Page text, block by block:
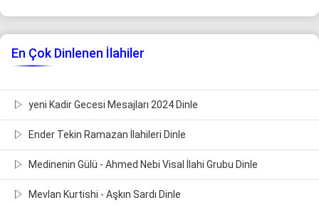
En Çok Dinlenen İlahiler
yeni Kadir Gecesi Mesajları 2024 Dinle
Ender Tekin Ramazan İlahileri Dinle
Medinenin Gülü - Ahmed Nebi Visal İlahi Grubu Dinle
Mevlan Kurtishi - Aşkın Sardı Dinle